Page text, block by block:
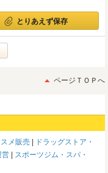
とりあえず保存
ページＴＯＰへ
メ販売
ドラッグストア・
営
スポーツジム・スパ・